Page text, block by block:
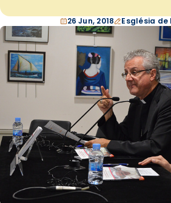
26 Jun, 2018 Església de